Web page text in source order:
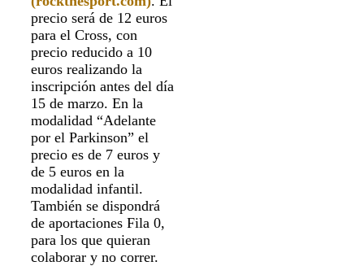
precio será de 12 euros
para el Cross, con
precio reducido a 10
euros realizando la
inscripción antes del día
15 de marzo. En la
modalidad “Adelante
por el Parkinson” el
precio es de 7 euros y
de 5 euros en la
modalidad infantil.
También se dispondrá
de aportaciones Fila 0,
para los que quieran
colaborar y no correr.